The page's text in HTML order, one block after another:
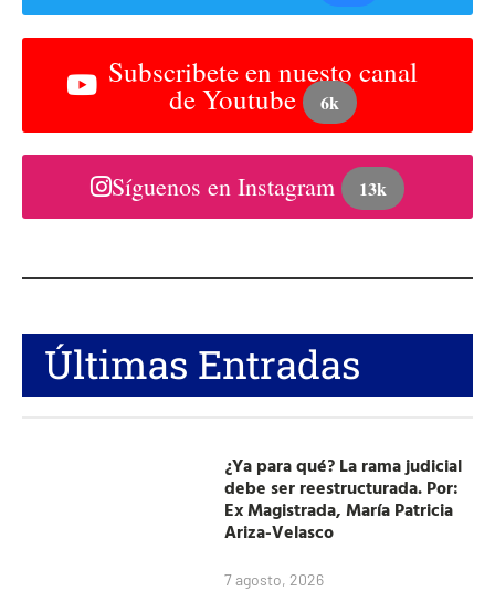
Subscribete en nuesto canal
de Youtube 6k
Síguenos en Instagram 13k
Últimas Entradas
¿Ya para qué? La rama judicial
debe ser reestructurada. Por:
Ex Magistrada, María Patricia
Ariza-Velasco
7 agosto, 2026